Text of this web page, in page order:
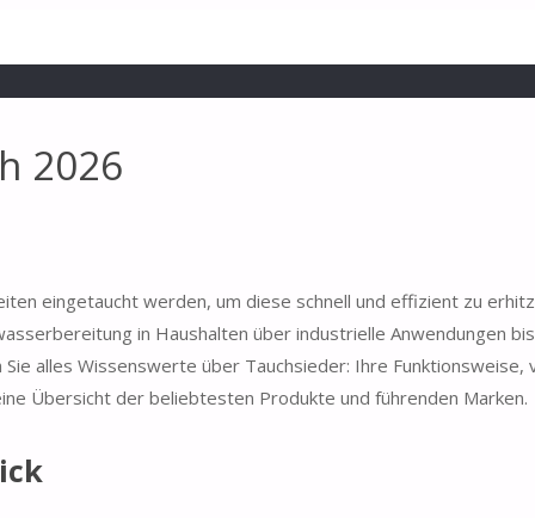
2026
eingetaucht werden, um diese schnell und effizient zu
in Haushalten über industrielle Anwendungen
alles Wissenswerte über Tauchsieder: Ihre Funktionsweise,
Übersicht der beliebtesten Produkte und führenden Marken.